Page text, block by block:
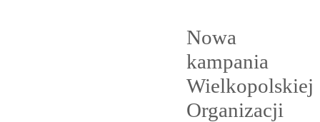
Nowa
kampania
Wielkopolskiej
Organizacji